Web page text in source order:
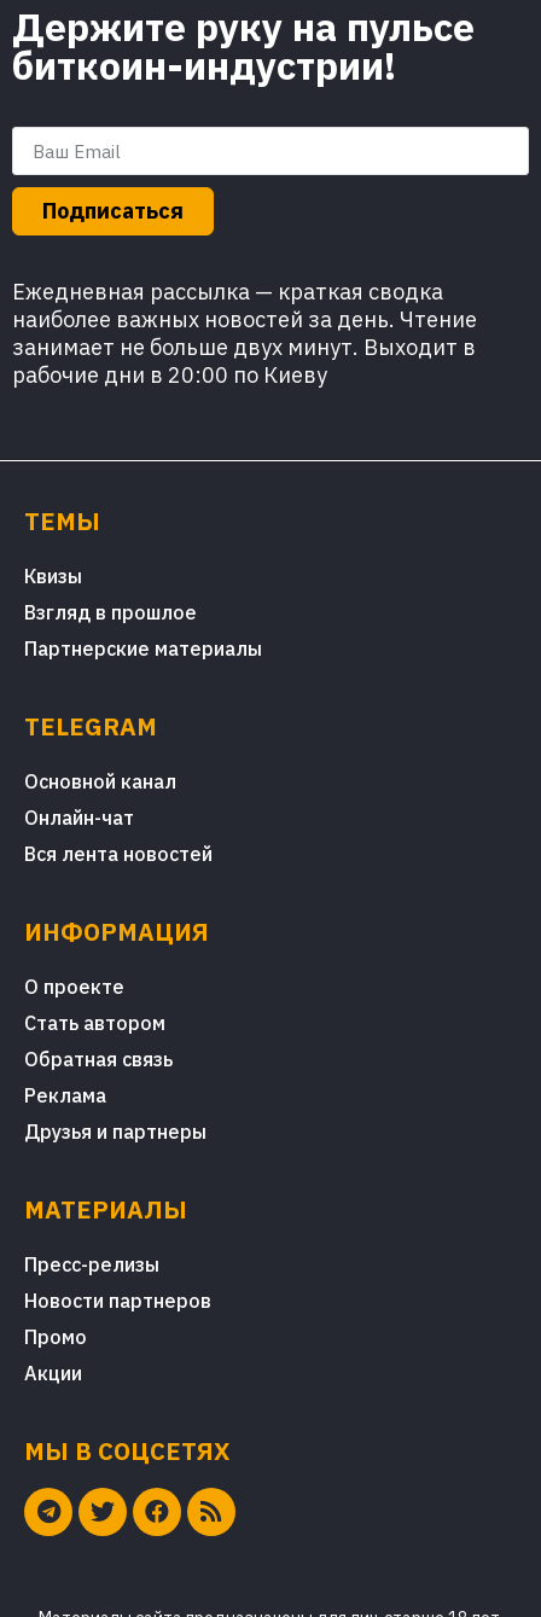
Держите руку на пульсе
биткоин-индустрии!
Подписаться
Ежедневная рассылка — краткая сводка
наиболее важных новостей за день. Чтение
занимает не больше двух минут. Выходит в
рабочие дни в 20:00 по Киеву
ТЕМЫ
Квизы
Взгляд в прошлое
Партнерские материалы
TELEGRAM
Основной канал
Онлайн-чат
Вся лента новостей
ИНФОРМАЦИЯ
О проекте
Стать автором
Обратная связь
Реклама
Друзья и партнеры
МАТЕРИАЛЫ
Пресс-релизы
Новости партнеров
Промо
Акции
МЫ В СОЦСЕТЯХ